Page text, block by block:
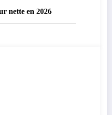
nette en 2026